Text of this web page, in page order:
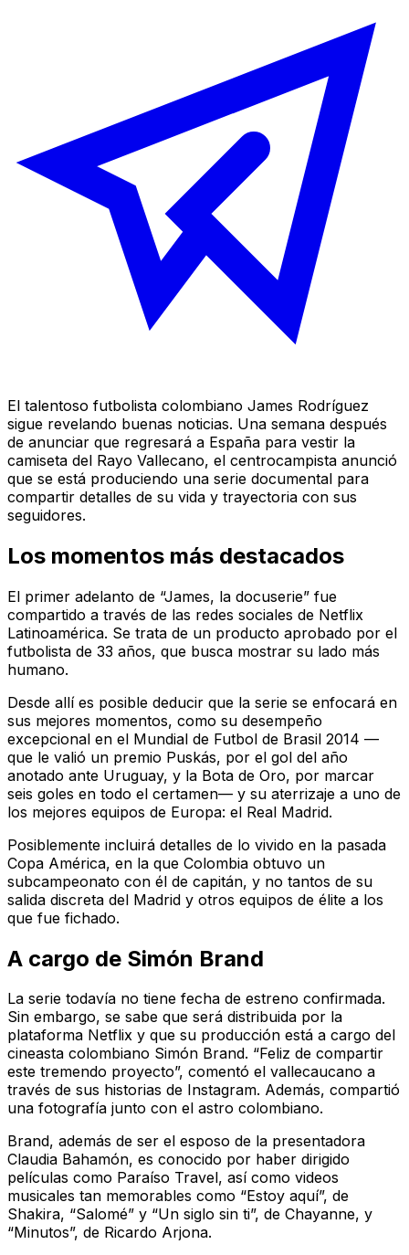
El talentoso futbolista colombiano James Rodríguez
sigue revelando buenas noticias. Una semana después
de anunciar que regresará a España para vestir la
camiseta del Rayo Vallecano, el centrocampista anunció
que se está produciendo una serie documental para
compartir detalles de su vida y trayectoria con sus
seguidores.
Los momentos más destacados
El primer adelanto de “James, la docuserie” fue
compartido a través de las redes sociales de Netflix
Latinoamérica. Se trata de un producto aprobado por el
futbolista de 33 años, que busca mostrar su lado más
humano.
Desde allí es posible deducir que la serie se enfocará en
sus mejores momentos, como su desempeño
excepcional en el Mundial de Futbol de Brasil 2014 —
que le valió un premio Puskás, por el gol del año
anotado ante Uruguay, y la Bota de Oro, por marcar
seis goles en todo el certamen— y su aterrizaje a uno de
los mejores equipos de Europa: el Real Madrid.
Posiblemente incluirá detalles de lo vivido en la pasada
Copa América, en la que Colombia obtuvo un
subcampeonato con él de capitán, y no tantos de su
salida discreta del Madrid y otros equipos de élite a los
que fue fichado.
A cargo de Simón Brand
La serie todavía no tiene fecha de estreno confirmada.
Sin embargo, se sabe que será distribuida por la
plataforma Netflix y que su producción está a cargo del
cineasta colombiano Simón Brand. “Feliz de compartir
este tremendo proyecto”, comentó el vallecaucano a
través de sus historias de Instagram. Además, compartió
una fotografía junto con el astro colombiano.
Brand, además de ser el esposo de la presentadora
Claudia Bahamón, es conocido por haber dirigido
películas como Paraíso Travel, así como videos
musicales tan memorables como “Estoy aquí”, de
Shakira, “Salomé” y “Un siglo sin ti”, de Chayanne, y
“Minutos”, de Ricardo Arjona.